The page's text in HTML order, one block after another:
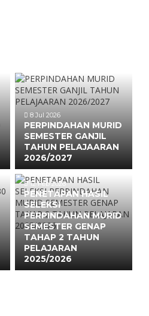
8 Jul 2026
PERPINDAHAN MURID
SEMESTER GANJIL
TAHUN PELAJAARAN
2026/2027
12 Feb 2026
PENETAPAN HASIL
SELEKSI
PERPINDAHAN MURID
SEMESTER GENAP
TAHAP 2 TAHUN
PELAJARAN
2025/2026